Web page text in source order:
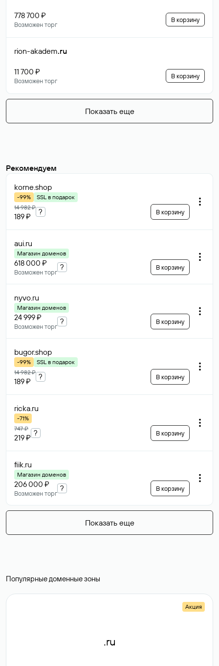
778 700 ₽
Возможен торг
В корзину
rion-akadem.ru
11 700 ₽
Возможен торг
В корзину
Показать еще
Рекомендуем
korne.shop
-99%
SSL в подарок
14 982 ₽
189 ₽
? В корзину
aui.ru
Магазин доменов
618 000 ₽
Возможен торг
? В корзину
nyvo.ru
Магазин доменов
24 999 ₽
Возможен торг
? В корзину
bugor.shop
-99%
SSL в подарок
14 982 ₽
189 ₽
? В корзину
ricka.ru
-71%
747 ₽
219 ₽
? В корзину
fiik.ru
Магазин доменов
206 000 ₽
Возможен торг
? В корзину
Показать еще
Популярные доменные зоны
Акция
.ru